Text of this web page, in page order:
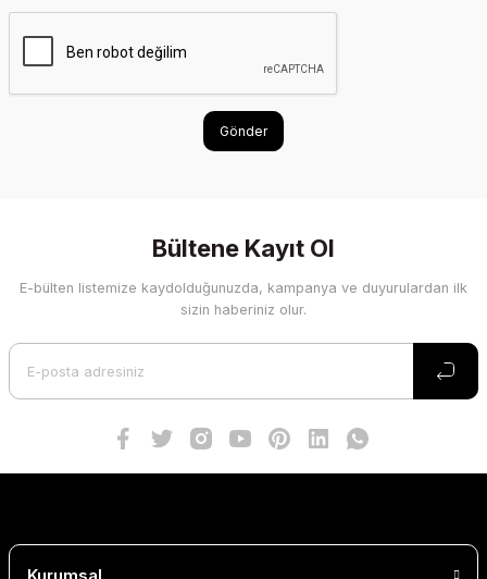
Gönder
Bültene Kayıt Ol
E-bülten listemize kaydolduğunuzda, kampanya ve duyurulardan ilk
sizin haberiniz olur.